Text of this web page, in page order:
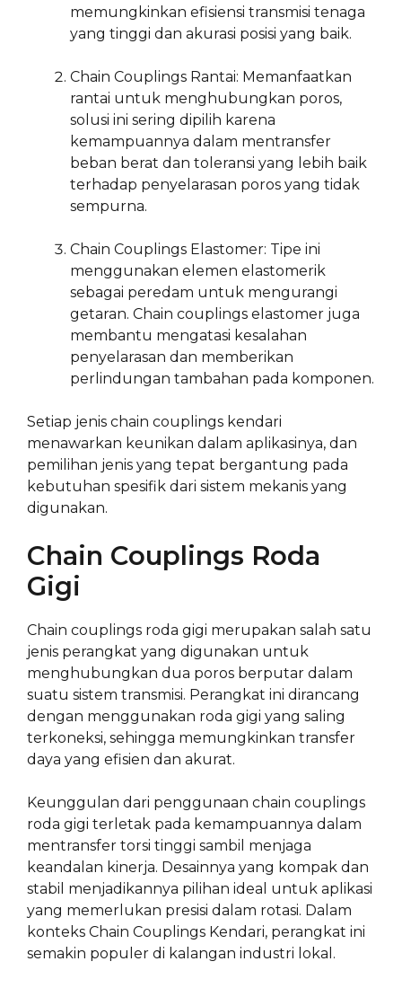
memungkinkan efisiensi transmisi tenaga
yang tinggi dan akurasi posisi yang baik.
Chain Couplings Rantai: Memanfaatkan
rantai untuk menghubungkan poros,
solusi ini sering dipilih karena
kemampuannya dalam mentransfer
beban berat dan toleransi yang lebih baik
terhadap penyelarasan poros yang tidak
sempurna.
Chain Couplings Elastomer: Tipe ini
menggunakan elemen elastomerik
sebagai peredam untuk mengurangi
getaran. Chain couplings elastomer juga
membantu mengatasi kesalahan
penyelarasan dan memberikan
perlindungan tambahan pada komponen.
Setiap jenis chain couplings kendari
menawarkan keunikan dalam aplikasinya, dan
pemilihan jenis yang tepat bergantung pada
kebutuhan spesifik dari sistem mekanis yang
digunakan.
Chain Couplings Roda
Gigi
Chain couplings roda gigi merupakan salah satu
jenis perangkat yang digunakan untuk
menghubungkan dua poros berputar dalam
suatu sistem transmisi. Perangkat ini dirancang
dengan menggunakan roda gigi yang saling
terkoneksi, sehingga memungkinkan transfer
daya yang efisien dan akurat.
Keunggulan dari penggunaan chain couplings
roda gigi terletak pada kemampuannya dalam
mentransfer torsi tinggi sambil menjaga
keandalan kinerja. Desainnya yang kompak dan
stabil menjadikannya pilihan ideal untuk aplikasi
yang memerlukan presisi dalam rotasi. Dalam
konteks Chain Couplings Kendari, perangkat ini
semakin populer di kalangan industri lokal.